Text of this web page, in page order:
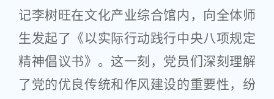
记李树旺在文化产业综合馆内，向全体师
生发起了《以实际行动践行中央八项规定
精神倡议书》。这一刻，党员们深刻理解
了党的优良传统和作风建设的重要性，纷